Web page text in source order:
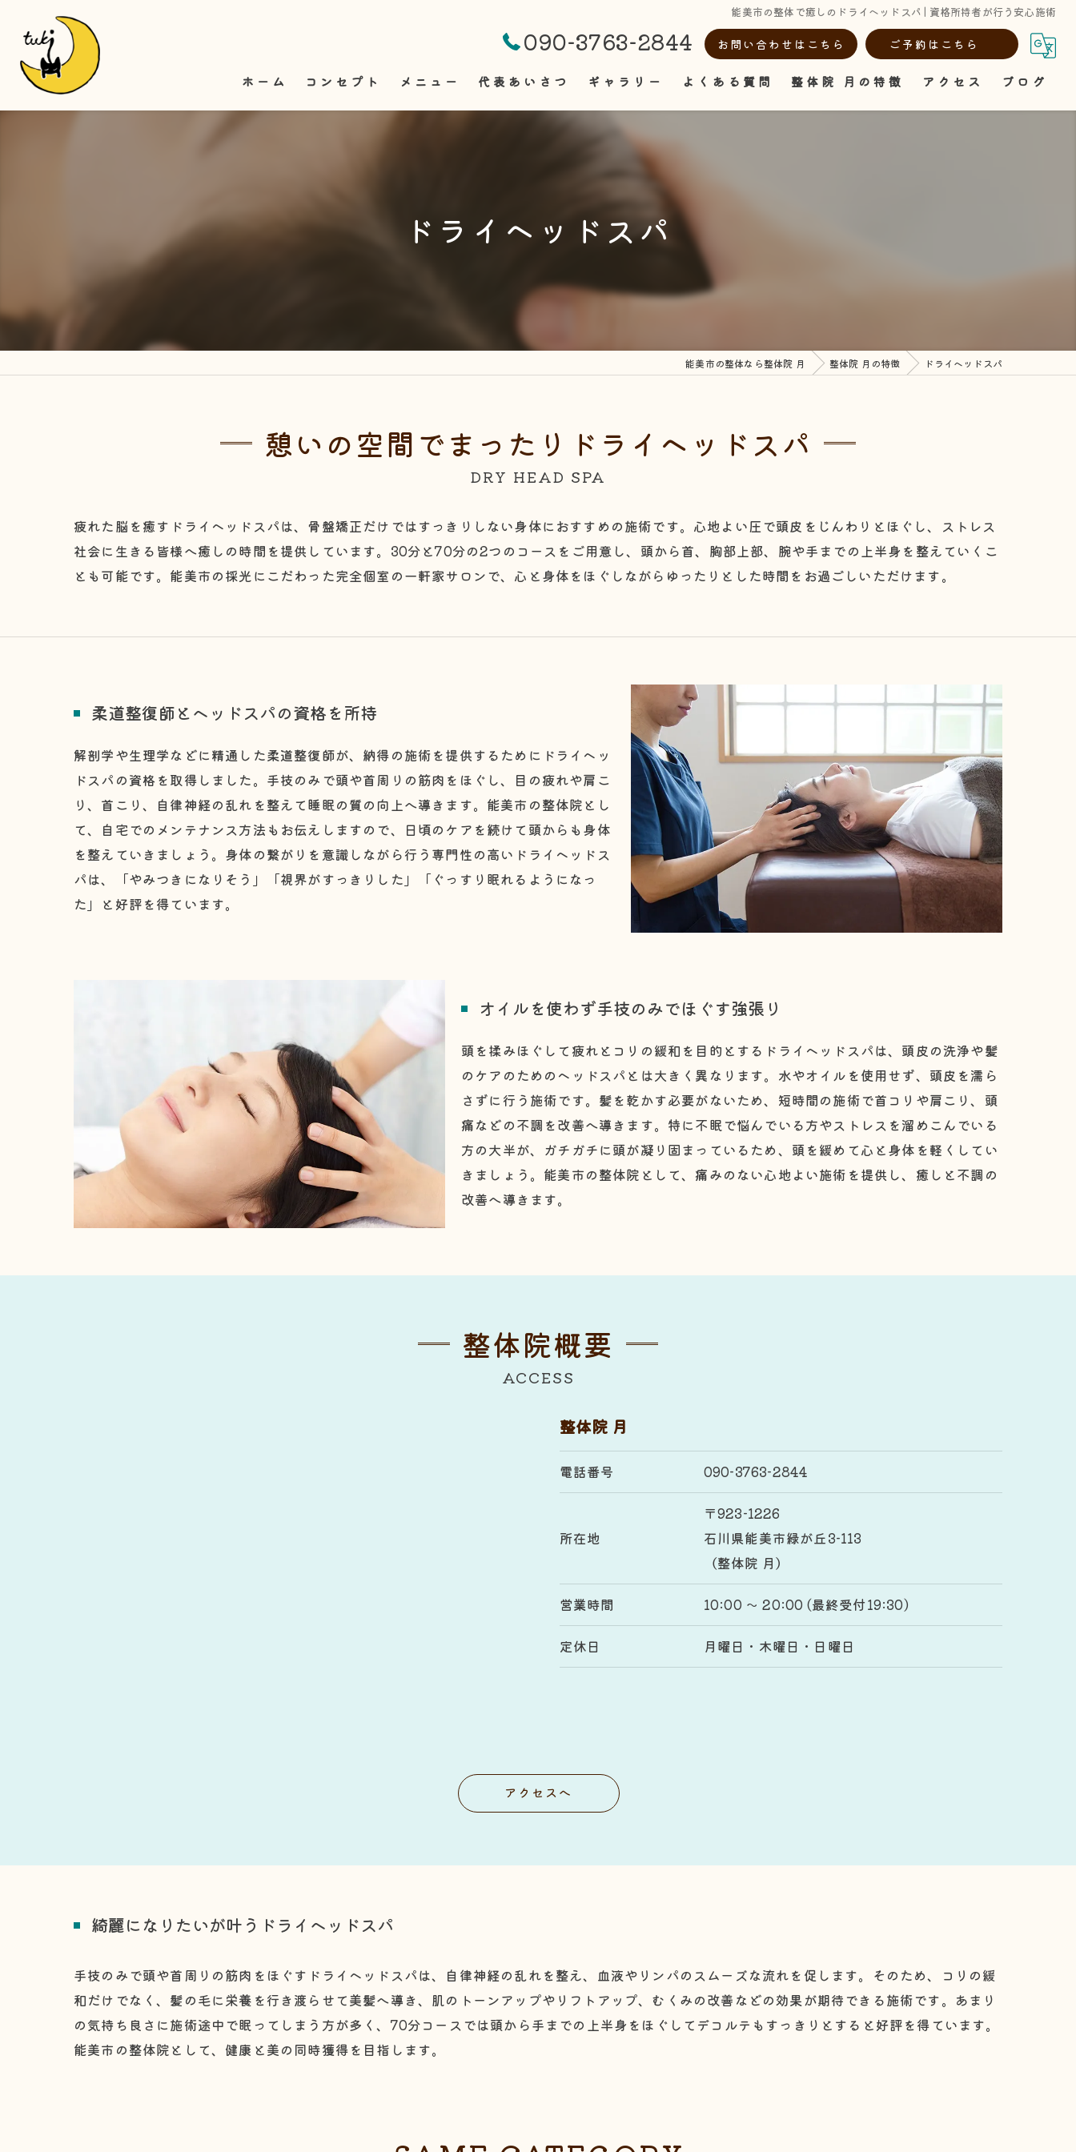
能美市の整体で癒しのドライヘッドスパ | 資格所持者が行う安心施術
090-3763-2844 お問い合わせはこちら ご予約はこちら
ホーム コンセプト メニュー 代表あいさつ ギャラリー よくある質問 整体院 月の特徴 アクセス ブログ
ドライヘッドスパ
能美市の整体なら整体院 月 整体院 月の特徴 ドライヘッドスパ
憩いの空間でまったりドライヘッドスパ
DRY HEAD SPA
疲れた脳を癒すドライヘッドスパは、骨盤矯正だけではすっきりしない身体におすすめの施術です。心地よい圧で頭皮をじんわりとほぐし、ストレス
社会に生きる皆様へ癒しの時間を提供しています。30分と70分の2つのコースをご用意し、頭から首、胸部上部、腕や手までの上半身を整えていくこ
とも可能です。能美市の採光にこだわった完全個室の一軒家サロンで、心と身体をほぐしながらゆったりとした時間をお過ごしいただけます。
柔道整復師とヘッドスパの資格を所持
解剖学や生理学などに精通した柔道整復師が、納得の施術を提供するためにドライヘッ
ドスパの資格を取得しました。手技のみで頭や首周りの筋肉をほぐし、目の疲れや肩こ
り、首こり、自律神経の乱れを整えて睡眠の質の向上へ導きます。能美市の整体院とし
て、自宅でのメンテナンス方法もお伝えしますので、日頃のケアを続けて頭からも身体
を整えていきましょう。身体の繋がりを意識しながら行う専門性の高いドライヘッドス
パは、「やみつきになりそう」「視界がすっきりした」「ぐっすり眠れるようになっ
た」と好評を得ています。
オイルを使わず手技のみでほぐす強張り
頭を揉みほぐして疲れとコリの緩和を目的とするドライヘッドスパは、頭皮の洗浄や髪
のケアのためのヘッドスパとは大きく異なります。水やオイルを使用せず、頭皮を濡ら
さずに行う施術です。髪を乾かす必要がないため、短時間の施術で首コリや肩こり、頭
痛などの不調を改善へ導きます。特に不眠で悩んでいる方やストレスを溜めこんでいる
方の大半が、ガチガチに頭が凝り固まっているため、頭を緩めて心と身体を軽くしてい
きましょう。能美市の整体院として、痛みのない心地よい施術を提供し、癒しと不調の
改善へ導きます。
整体院概要
ACCESS
整体院 月
電話番号 090-3763-2844
所在地
〒923-1226
石川県能美市緑が丘3-113
（整体院 月）
営業時間 10:00 〜 20:00 (最終受付19:30)
定休日 月曜日・木曜日・日曜日
アクセスへ
綺麗になりたいが叶うドライヘッドスパ
手技のみで頭や首周りの筋肉をほぐすドライヘッドスパは、自律神経の乱れを整え、血液やリンパのスムーズな流れを促します。そのため、コリの緩
和だけでなく、髪の毛に栄養を行き渡らせて美髪へ導き、肌のトーンアップやリフトアップ、むくみの改善などの効果が期待できる施術です。あまり
の気持ち良さに施術途中で眠ってしまう方が多く、70分コースでは頭から手までの上半身をほぐしてデコルテもすっきりとすると好評を得ています。
能美市の整体院として、健康と美の同時獲得を目指します。